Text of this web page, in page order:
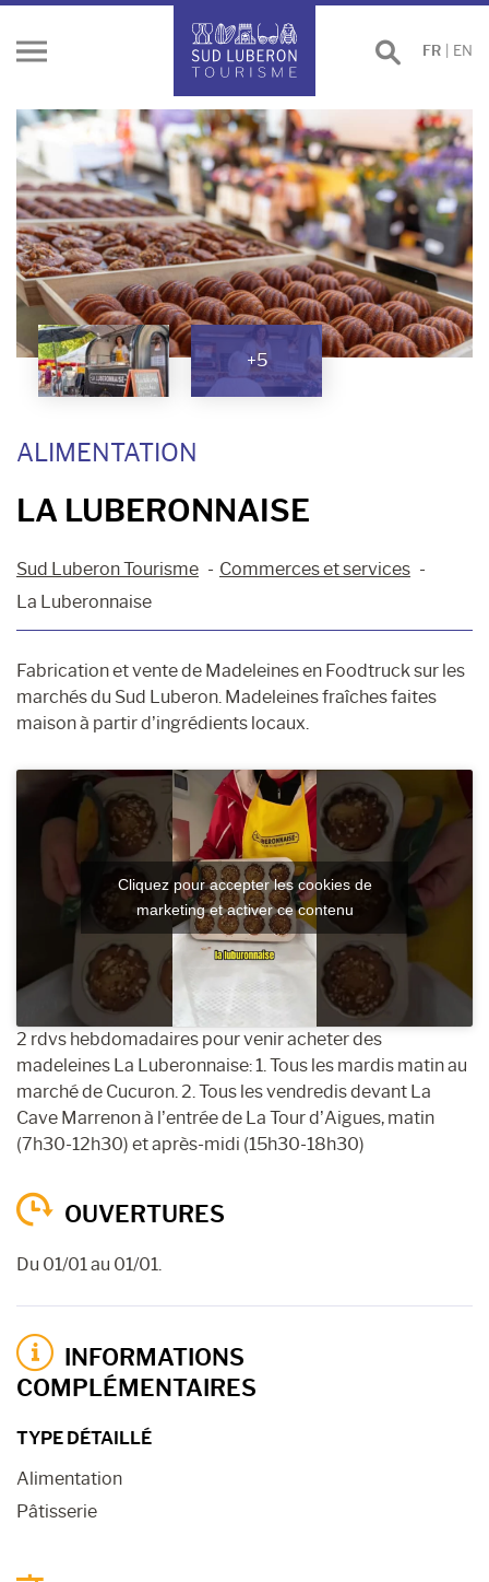
Ouvrir
Effectuer
une
FR EN
+5
ALIMENTATION
LA LUBERONNAISE
Sud Luberon Tourisme
Commerces et services
La Luberonnaise
Fabrication et vente de Madeleines en Foodtruck sur les
marchés du Sud Luberon. Madeleines fraîches faites
maison à partir d’ingrédients locaux.
Cliquez pour accepter les cookies de
marketing et activer ce contenu
2 rdvs hebdomadaires pour venir acheter des
madeleines La Luberonnaise: 1. Tous les mardis matin au
marché de Cucuron. 2. Tous les vendredis devant La
Cave Marrenon à l’entrée de La Tour d’Aigues, matin
(7h30-12h30) et après-midi (15h30-18h30)
OUVERTURES
Du 01/01 au 01/01.
INFORMATIONS
COMPLÉMENTAIRES
TYPE DÉTAILLÉ
Alimentation
Pâtisserie